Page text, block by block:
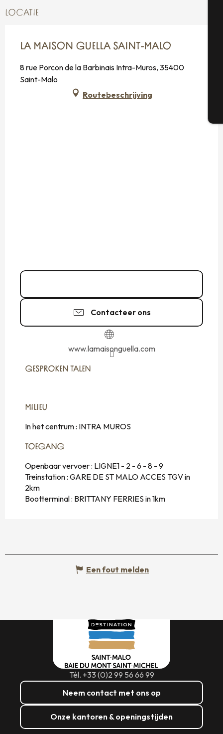
LOCATIE
LA MAISON GUELLA SAINT-MALO
8 rue Porcon de la Barbinais Intra-Muros, 35400
Saint-Malo
Routebeschrijving
Contacteer ons
www.lamaisonguella.com
GESPROKEN TALEN
GESPROKEN TALEN
MILIEU
MILIEU
In het centrum : INTRA MUROS
TOEGANG
TOEGANG
Openbaar vervoer : LIGNE1 - 2 - 6 - 8 - 9
Treinstation : GARE DE ST MALO ACCES TGV in
2km
Bootterminal : BRITTANY FERRIES in 1km
Een fout melden
Tél. +33 (0)2 99 56 66 99
Neem contact met ons op
Onze kantoren & openingstijden